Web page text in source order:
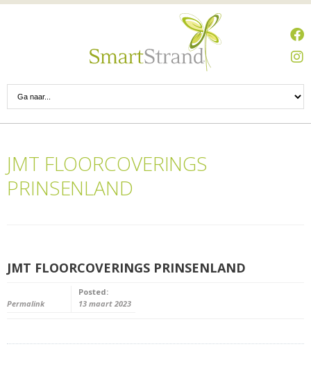
JMT FLOORCOVERINGS
PRINSENLAND
JMT FLOORCOVERINGS PRINSENLAND
Permalink
Posted:
13 maart 2023